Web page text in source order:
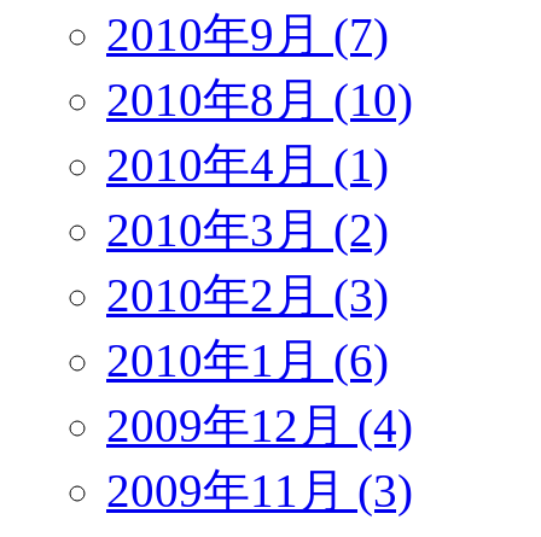
2010年9月 (7)
2010年8月 (10)
2010年4月 (1)
2010年3月 (2)
2010年2月 (3)
2010年1月 (6)
2009年12月 (4)
2009年11月 (3)